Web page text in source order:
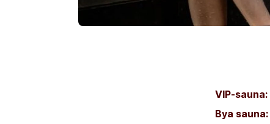
VIP-sauna:
Bya sauna: